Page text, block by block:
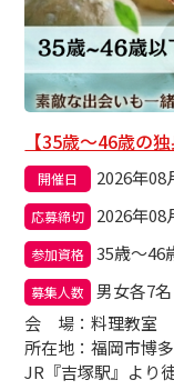
【35歳～46歳の
開催日 2026年08
応募締切 2026年08
参加資格 35歳～46
募集人数
男女各7
会場：料理教室
所在地：福岡市博
JR『吉塚駅』より